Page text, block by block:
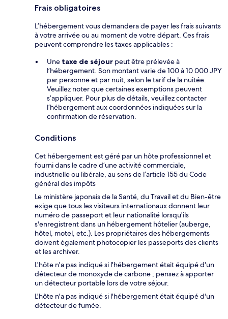
Frais obligatoires
L’hébergement vous demandera de payer les frais suivants
à votre arrivée ou au moment de votre départ. Ces frais
peuvent comprendre les taxes applicables :
Une taxe de séjour peut être prélevée à
l’hébergement. Son montant varie de 100 à 10 000 JPY
par personne et par nuit, selon le tarif de la nuitée.
Veuillez noter que certaines exemptions peuvent
s’appliquer. Pour plus de détails, veuillez contacter
l’hébergement aux coordonnées indiquées sur la
confirmation de réservation.
Conditions
Cet hébergement est géré par un hôte professionnel et
fourni dans le cadre d’une activité commerciale,
industrielle ou libérale, au sens de l’article 155 du Code
général des impôts
Le ministère japonais de la Santé, du Travail et du Bien-être
exige que tous les visiteurs internationaux donnent leur
numéro de passeport et leur nationalité lorsqu'ils
s'enregistrent dans un hébergement hôtelier (auberge,
hôtel, motel, etc.). Les propriétaires des hébergements
doivent également photocopier les passeports des clients
et les archiver.
L'hôte n'a pas indiqué si l'hébergement était équipé d'un
détecteur de monoxyde de carbone ; pensez à apporter
un détecteur portable lors de votre séjour.
L'hôte n'a pas indiqué si l'hébergement était équipé d'un
détecteur de fumée.